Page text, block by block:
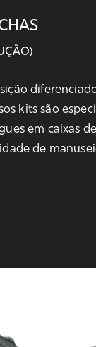
kits são
em caixas
de